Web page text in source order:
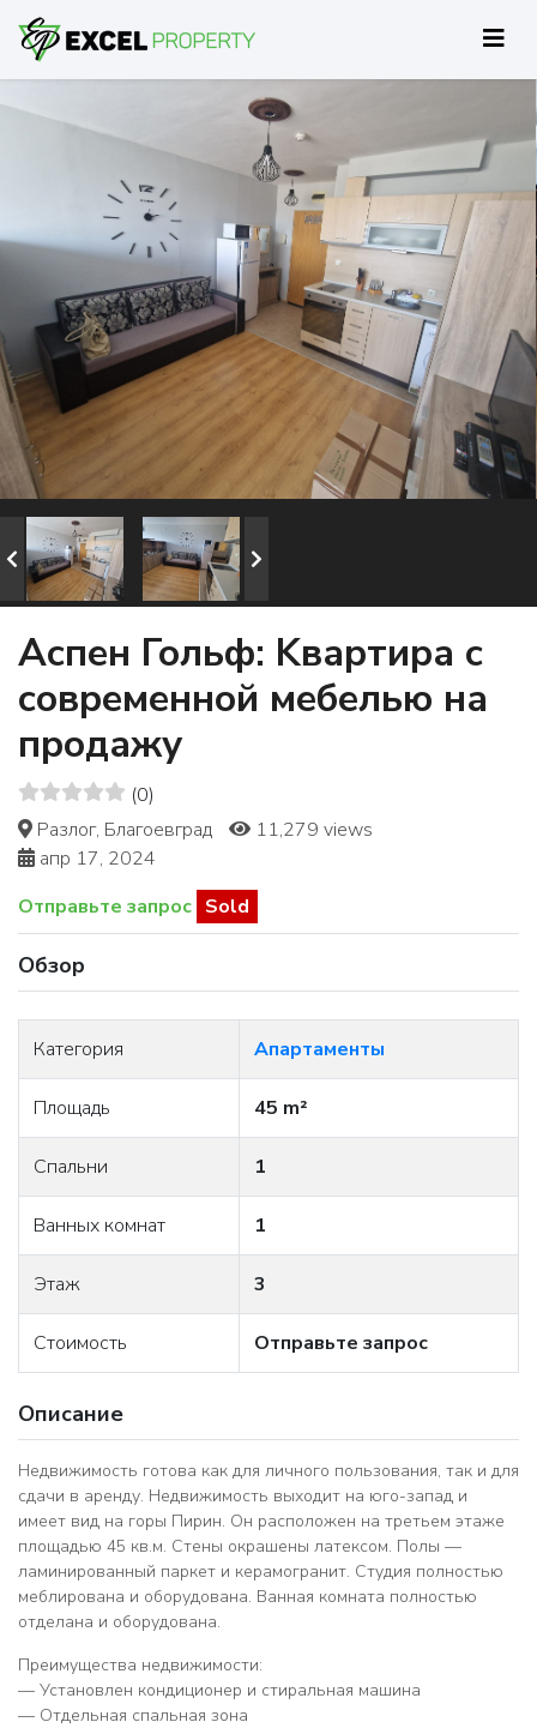
Аспен Гольф: Kвартира с
современной мебелью на
продажу
(0)
Разлог, Благоевград
11,279 views
апр 17, 2024
Отправьте запрос Sold
Обзор
Категория Апартаменты
Площадь 45 m²
Спальни 1
Ванных комнат 1
Этаж 3
Стоимость Отправьте запрос
Описание
Недвижимость готова как для личного пользования, так и для
сдачи в аренду. Недвижимость выходит на юго-запад и
имеет вид на горы Пирин. Он расположен на третьем этаже
площадью 45 кв.м. Стены окрашены латексом. Полы —
ламинированный паркет и керамогранит. Студия полностью
меблирована и оборудована. Ванная комната полностью
отделана и оборудована.
Преимущества недвижимости:
— Установлен кондиционер и стиральная машина
— Отдельная спальная зона